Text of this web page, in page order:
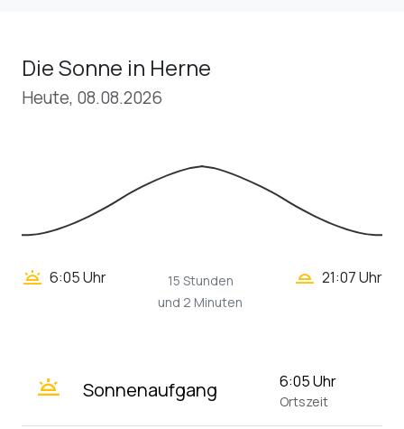
Die Sonne in Herne
Heute, 08.08.2026
wb_twilight 6:05 Uhr
15 Stunden
und 2 Minuten
wb_twilight_2 21:07 Uhr
wb_twilight Sonnenaufgang 6:05 Uhr
Ortszeit